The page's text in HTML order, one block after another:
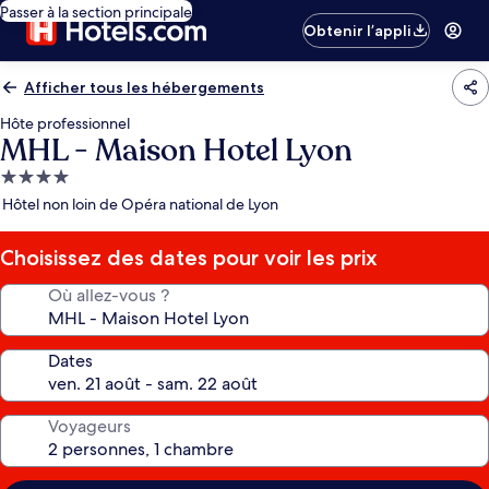
Passer à la section principale
Obtenir l’appli
Afficher tous les hébergements
Hôte professionnel
MHL - Maison Hotel Lyon
Hébergement
4.0 étoiles
Hôtel non loin de Opéra national de Lyon
Choisissez des dates pour voir les prix
Où allez-vous ?
Dates
Voyageurs